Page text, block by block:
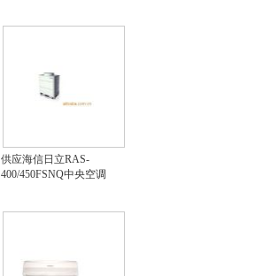
供应海信日立RAS-
400/450FSNQ中央空调